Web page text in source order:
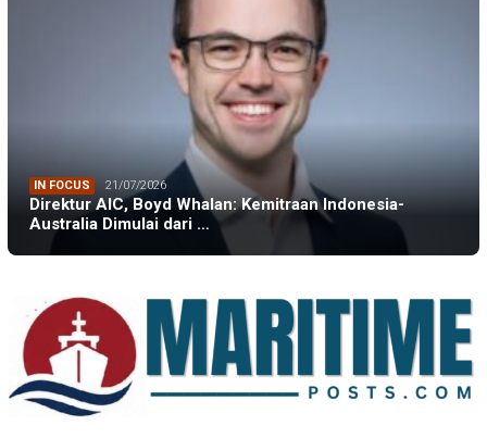
IN FOCUS 21/07/2026
Direktur AIC, Boyd Whalan: Kemitraan Indonesia-
Australia Dimulai dari …